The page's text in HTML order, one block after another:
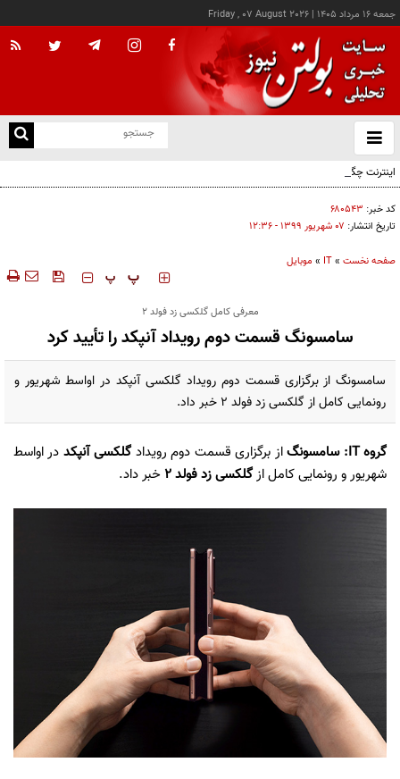
جمعه ۱۶ مرداد ۱۴۰۵ |
Friday , 07 August 2026
باز
و
اینترنت چگونه مفهوم کودکی را دگرگون کرد؟
کد خبر: ۶۸۰۵۴۳
تاریخ انتشار: ۰۷ شهريور ۱۳۹۹ - ۱۲:۳۶
صفحه نخست »
IT
» موبایل
‍‍‍ پ پ
معرفی کامل گلکسی زد فولد ۲
سامسونگ قسمت دوم رویداد آنپکد را تأیید کرد
سامسونگ از برگزاری قسمت دوم رویداد گلکسی آنپکد در اواسط شهریور و
رونمایی کامل از گلکسی زد فولد ۲ خبر داد.
گروه IT: سامسونگ از برگزاری قسمت دوم رویدادگلکسی آنپکد در اواسط
شهریور و رونمایی کامل ازگلکسی زد فولد ۲ خبر داد.